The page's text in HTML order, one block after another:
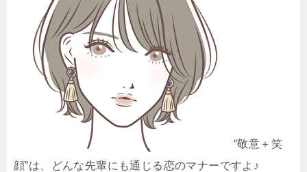
“敬意＋笑
顔”は、どんな先輩にも通じる恋のマナーですよ♪